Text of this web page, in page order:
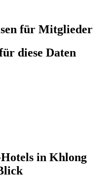
für Mitglieder
diese Daten
Hotels in Khlong